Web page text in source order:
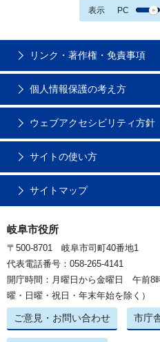
表示 PC
リンク・著作権・免責事項
個人情報保護の考え方
ウェブアクセシビリティ方針
サイトの使い方
サイトマップ
岐阜市役所
〒500-8701 岐阜市司町40番地1
代表電話番号：058-265-4141
開庁時間：月曜日から金曜日 午前8
曜・日曜・祝日・年末年始を除く）
ご意見・お問い合わせ 市庁